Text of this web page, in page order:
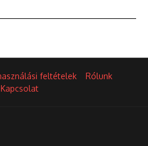
feltételek
Rólunk
Kapcsolat